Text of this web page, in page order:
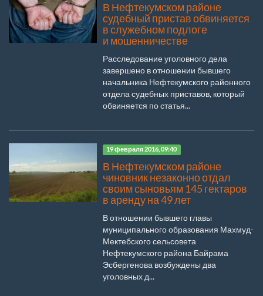
В Нефтекумском районе
судебный пристав обвиняется
в служебном подлоге
и мошенничестве
Расследование уголовного дела
завершено в отношении бывшего
начальника Нефтекумского районного
отдела судебных приставов, который
обвиняется по статья...
19 февраля 2016, 09:40
В Нефтекумском районе
чиновник незаконно отдал
своим сыновьям 145 гектаров
в аренду на 49 лет
В отношении бывшего главы
муниципального образования Махмуд-
Мектебского сельсовета
Нефтекумского района Байрама
Эсбергенова возбуждены два
уголовных д...